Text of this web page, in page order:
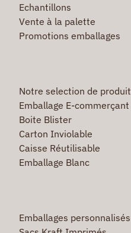
Echantillons
Vente à la palette
Promotions emballages
Notre selection de produit
Emballage E-commerçant
Boite Blister
Carton Inviolable
Caisse Réutilisable
Emballage Blanc
Emballages personnalisés